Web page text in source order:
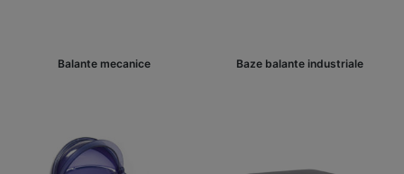
Balante mecanice Baze balante industriale